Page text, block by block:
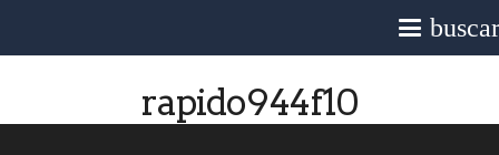
rapido944f10